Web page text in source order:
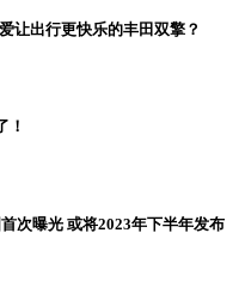
让出行更快乐的丰田双擎？
！
次曝光 或将2023年下半年发布